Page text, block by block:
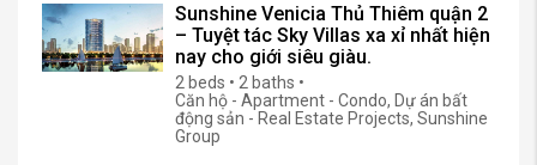
Sunshine Venicia Thủ Thiêm quận 2
– Tuyệt tác Sky Villas xa xỉ nhất hiện
nay cho giới siêu giàu.
2 beds • 2 baths •
Căn hộ - Apartment - Condo, Dự án bất
động sản - Real Estate Projects, Sunshine
Group